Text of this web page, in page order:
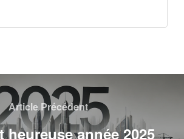
Article Précédent
heureuse année 2025